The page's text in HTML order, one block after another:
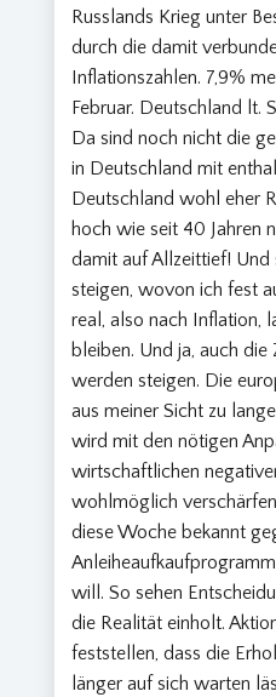
Russlands Krieg unter
durch die damit
Inflationszahlen. 7,9%
Februar. Deutschland lt.
Da sind noch nicht die
in Deutschland mit
Deutschland wohl eher
hoch wie seit 40 Jahren
damit auf Allzeittief! Und
steigen, wovon ich fest
real, also nach Inflation,
bleiben. Und ja, auch die
werden steigen. Die
aus meiner Sicht zu
wird mit den nötigen
wirtschaftlichen
wohlmöglich
diese Woche bekannt
will. So sehen
die Realität einholt.
feststellen, dass die
länger auf sich warten